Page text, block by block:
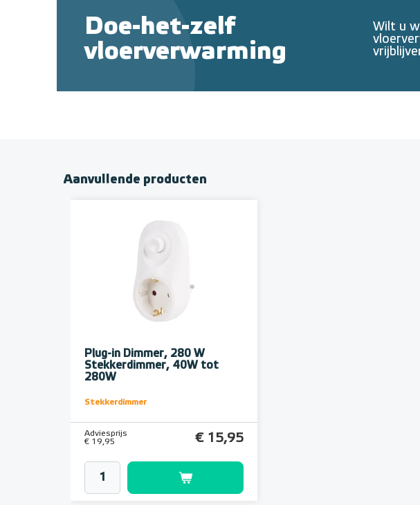
Doe-het-zelf
vloerverwarming
Wilt u
Aanvullende producten
Plug-in Dimmer, 280 W
Stekkerdimmer, 40W tot
280W
Stekkerdimmer
Adviesprijs
€ 19,95
€ 15,95